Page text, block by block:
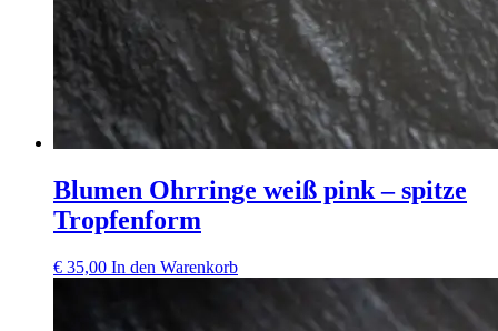
Blumen Ohrringe weiß pink – spitze
Tropfenform
€ 35,00 In den Warenkorb